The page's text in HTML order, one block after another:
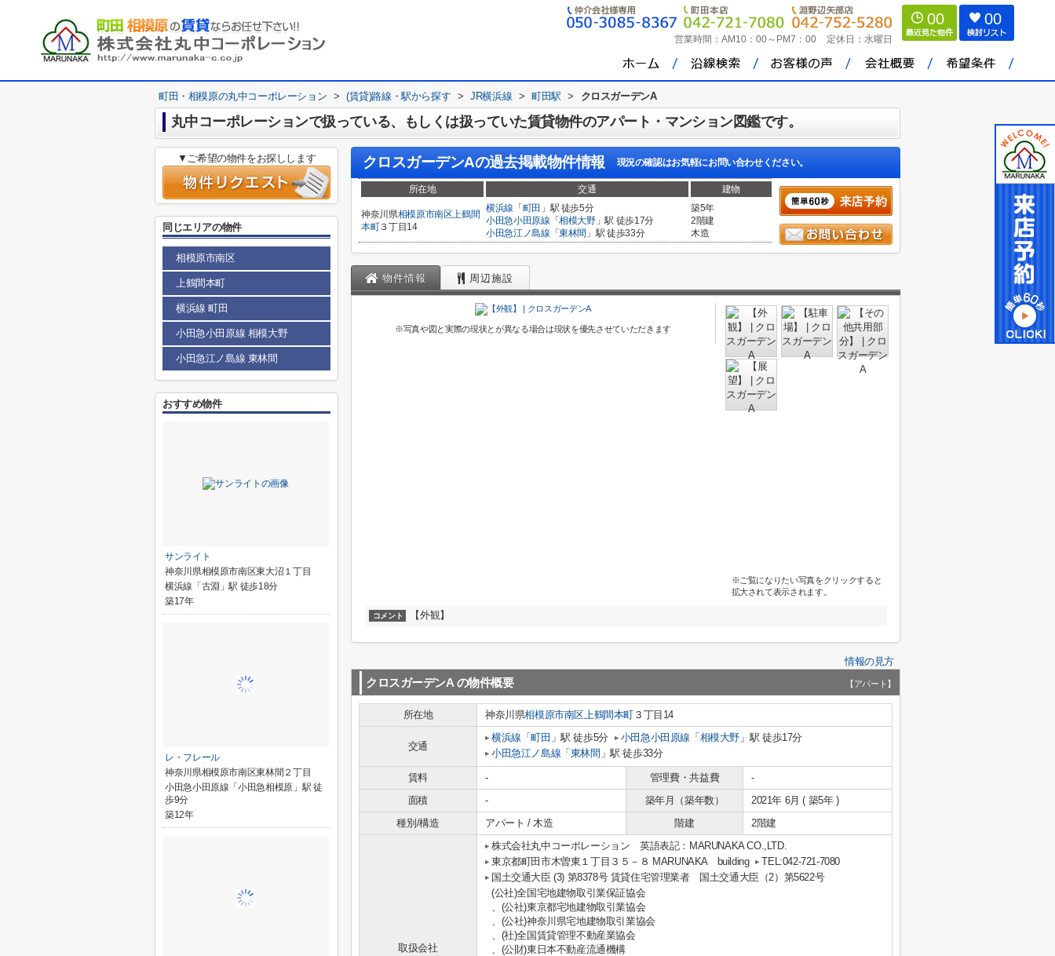
営業時間： AM10：00～PM7：00 定休日： 水曜日
00 00
町田・相模原の丸中コーポレーション > (賃貸)路線・駅から探す > JR横浜線 > 町田駅 > クロスガーデンA
丸中コーポレーションで扱っている、もしくは扱っていた賃貸物件のアパート・マンション図鑑です。
クロスガーデンAの過去掲載物件情報 現況の確認はお気軽にお問い合わせください。
所在地 交通 建物
神奈川県相模原市南区上鶴間
本町３丁目14
横浜線 「 町田 」駅 徒歩5分
小田急小田原線 「相模大野」駅 徒歩17分
小田急江ノ島線 「東林間 」駅 徒歩33分
築5年
2階建
木造
物件情報 周辺施設
※写真や図と実際の現状とが異なる場合は現状を優先させていただきます
※ご覧になりたい写真をクリックすると
拡大されて表示されます。
コメント 【外観】
情報の見方
クロスガーデンA の物件概要 【アパート】
所在地 神奈川県相模原市南区上鶴間本町 ３丁目14
交通
横浜線 「町田 」駅 徒歩5分 小田急小田原線 「 相模大野 」駅 徒歩17分
小田急江ノ島線 「 東林間 」駅 徒歩33分
賃料 - 管理費・共益費
-
面積
- 築年月（築年数）
2021年 6月 ( 築5年 )
種別/構造
アパート / 木造 階建 2階建
取扱会社
株式会社丸中コーポレーション 英語表記：MARUNAKA CO.,LTD.
東京都町田市木曽東１丁目３５－８ MARUNAKA building
TEL:042-721-7080
国土交通大臣 (3) 第8378号 賃貸住宅管理業者 国土交通大臣（2）第5622号
(公社)全国宅地建物取引業保証協会
、(公社)東京都宅地建物取引業協会
、(公社)神奈川県宅地建物取引業協会
、(社)全国賃貸管理不動産業協会
、(公財)東日本不動産流通機構
▼ご希望の物件をお探しします
同じエリアの物件
相模原市南区
上鶴間本町
横浜線 町田
小田急小田原線 相模大野
小田急江ノ島線 東林間
おすすめ物件
サンライト
神奈川県相模原市南区東大沼１丁目
横浜線「古淵」駅 徒歩18分
築17年
レ・フレール
神奈川県相模原市南区東林間２丁目
小田急小田原線「小田急相模原」駅 徒
歩9分
築12年